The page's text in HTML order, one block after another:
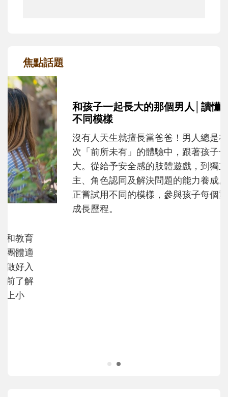
焦點話題
不同模樣
沒有人天生就擅長當爸爸！男人總是在一次
次「前所未有」的體驗中，跟著孩子一起長
大。從給予安全感的肢體遊戲，到獨立自
主、角色認同及解決問題的能力養成。爸爸